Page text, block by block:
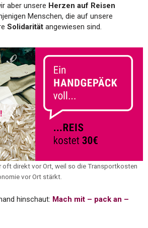
aber unsere Herzen auf Reisen
Menschen, die auf unsere
Solidarität angewiesen sind.
direkt vor Ort, weil so die Transportkosten
vor Ort stärkt.
hinschaut: Mach mit – pack an –